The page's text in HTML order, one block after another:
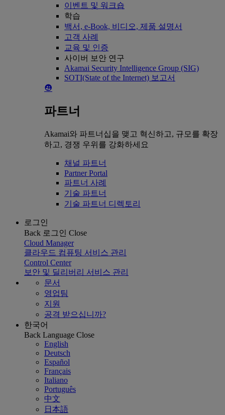
이벤트 및 워크숍
학습
백서, e-Book, 비디오, 제품 설명서
고객 사례
교육 및 인증
사이버 보안 연구
Akamai Security Intelligence Group (SIG)
SOTI(State of the Internet) 보고서
파트너
Akamai와 파트너십을 맺고 혁신하고, 규모를 확장
하고, 경쟁 우위를 강화하세요
채널 파트너
Partner Portal
파트너 사례
기술 파트너
기술 파트너 디렉토리
로그인
Back 로그인 Close
Cloud Manager
클라우드 컴퓨팅 서비스 관리
Control Center
보안 및 딜리버리 서비스 관리
문서
영업팀
지원
공격 받으십니까?
한국어
Back Language Close
English
Deutsch
Español
Français
Italiano
Português
中文
日本語